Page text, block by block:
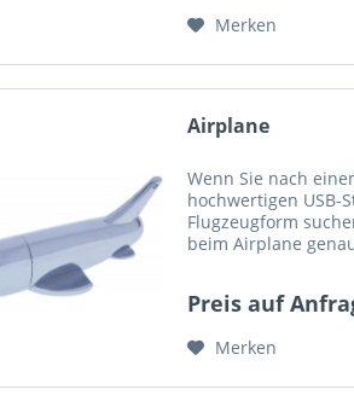
Merken
Airplane
Wenn Sie nach
hochwertigen USB-
Flugzeugform
beim Airplane
Eindruck, der durch
Preis auf
Merken